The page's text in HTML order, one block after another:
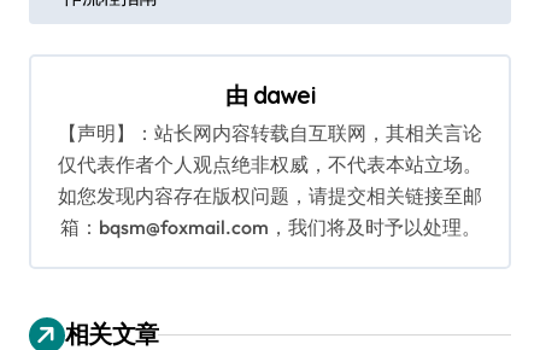
导
航
由 dawei
【声明】：站长网内容转载自互联网，其相关言论
仅代表作者个人观点绝非权威，不代表本站立场。
如您发现内容存在版权问题，请提交相关链接至邮
箱：bqsm@foxmail.com，我们将及时予以处理。
相关文章